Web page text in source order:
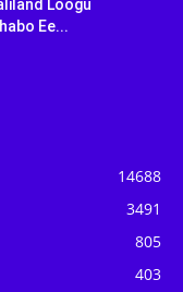
Loogu
Ee...
14688
3491
805
403